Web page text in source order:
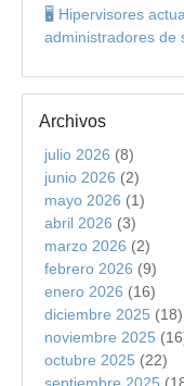
🖥️ Hipervisores
administradores de
Archivos
julio 2026 (8)
junio 2026 (2)
mayo 2026 (1)
abril 2026 (3)
marzo 2026 (2)
febrero 2026 (9)
enero 2026 (16)
diciembre 2025 (18)
noviembre 2025
octubre 2025 (22)